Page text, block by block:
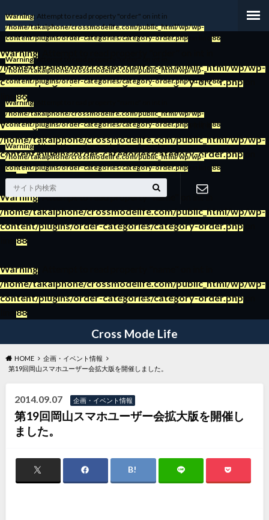
Warning
/home/takaiphone/crossmodelife.com/public_html/wp/wp-
content/plugins/order-categories/category-order.php
86
Warning: Attempt to read property "order" on int in
/home/takaiphone/crossmodelife.com/public_html/wp/wp-
content/plugins/order-categories/category-order.php
line86
Warning: Attempt to read property "name" on int in
/home/takaiphone/crossmodelife.com/public_html/wp/wp-
content/plugins/order-categories/category-order.php
88
Warning
/home/takaiphone/crossmodelife.com/public_html/wp/wp-
content/plugins/order-categories/category-order.php
88
～日々の暮らしの役立つ情報ブログ～
Cross Mode Life
Warning: Attempt to read property "order" on int in
/home/takaiphone/crossmodelife.com/public_html/wp/wp-
content/plugins/order-categories/category-order.phpon line 86
Warning: Attempt to read property "order" on int in
/home/takaiphone/crossmodelife.com/public_html/wp/wp-
content/plugins/order-categories/category-order.phpon line86
Warning: Attempt to read property "name" on int in
/home/takaiphone/crossmodelife.com/public_html/wp/wp-
content/plugins/order-categories/category-order.phpon line 88
Warning: Attempt to read property "name" on int in
/home/takaiphone/crossmodelife.com/public_html/wp/wp-
content/plugins/order-categories/category-order.phpon line 88
お問い合わ
HOME
企画・イベント情報
第19回岡山スマホユーザー会拡大版を開催しました。
2014.09.07 企画・イベント情報
第19回岡山スマホユーザー会拡大版を開催し
ました。